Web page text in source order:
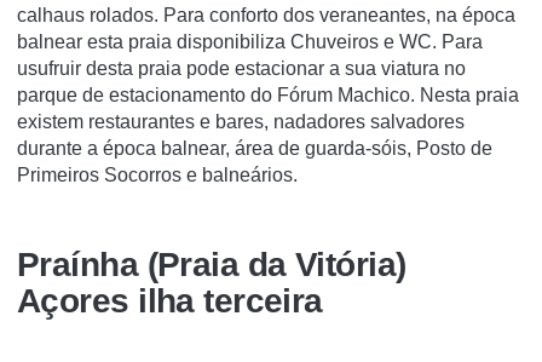
calhaus rolados. Para conforto dos veraneantes, na época
balnear esta praia disponibiliza Chuveiros e WC. Para
usufruir desta praia pode estacionar a sua viatura no
parque de estacionamento do Fórum Machico. Nesta praia
existem restaurantes e bares, nadadores salvadores
durante a época balnear, área de guarda-sóis, Posto de
Primeiros Socorros e balneários.
Praínha (Praia da Vitória)
Açores ilha terceira